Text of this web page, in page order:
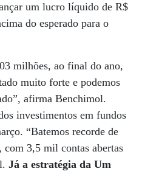
um lucro líquido de R$
do esperado para o
milhões, ao final do ano,
muito forte e podemos
afirma Benchimol.
investimentos em fundos
“Batemos recorde de
com 3,5 mil contas abertas
Já a estratégia da Um